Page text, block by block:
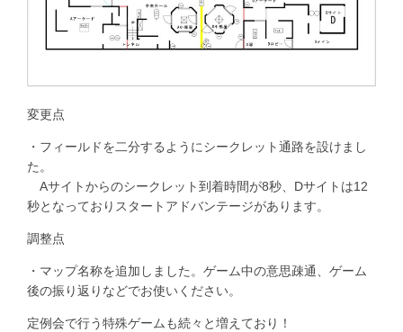
変更点
・フィールドを二分するようにシークレット通路を設けまし
た。
Aサイトからのシークレット到着時間が8秒、Dサイトは12
秒となっておりスタートアドバンテージがあります。
調整点
・マップ名称を追加しました。ゲーム中の意思疎通、ゲーム
後の振り返りなどでお使いください。
定例会で行う特殊ゲームも続々と増えており！